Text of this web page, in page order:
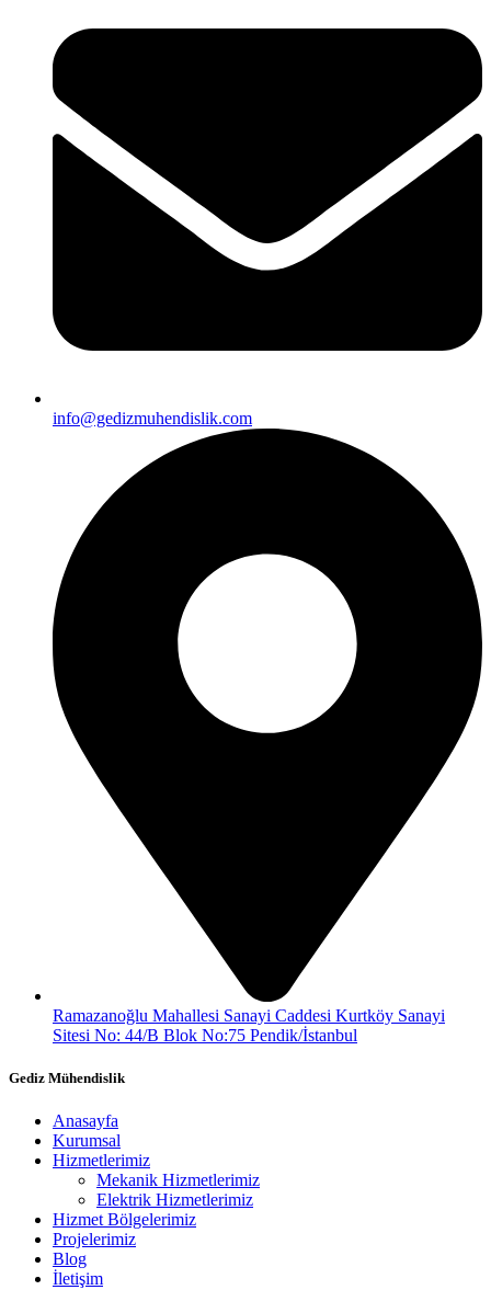
info@gedizmuhendislik.com
Ramazanoğlu Mahallesi Sanayi Caddesi Kurtköy Sanayi
Sitesi No: 44/B Blok No:75 Pendik/İstanbul
Gediz Mühendislik
Anasayfa
Kurumsal
Hizmetlerimiz
Mekanik Hizmetlerimiz
Elektrik Hizmetlerimiz
Hizmet Bölgelerimiz
Projelerimiz
Blog
İletişim